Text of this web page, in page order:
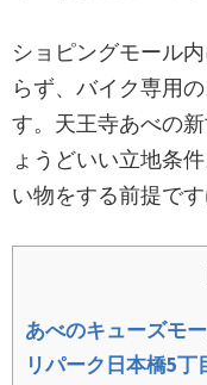
ショピングモール
らず、バイク専用
す。天王寺あべの
ょうどいい立地条
い物をする前提です
あべのキューズモ
リパーク日本橋5丁